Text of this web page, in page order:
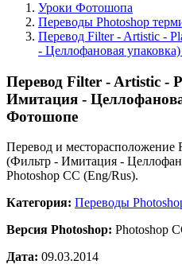
Уроки Фотошопа
Переводы Photoshop
Перевод Filter - Artistic -
- Целлофановая
Перевод Filter - Artistic -
Имитация -
Фотошопе
Перевод и месторасположение
(Фильтр - Имитация -
Photoshop CC (Eng/Rus).
Категория: Переводы
Версия Photoshop: Photoshop
Дата: 09.03.2014